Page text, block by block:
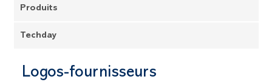
Produits
Techday
Logos-fournisseurs